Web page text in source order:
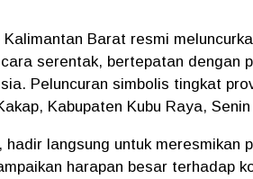
Barat resmi
serentak, bertepatan dengan
Peluncuran simbolis tingkat
Kabupaten Kubu Raya, Senin
langsung untuk meresmikan
harapan besar terhadap